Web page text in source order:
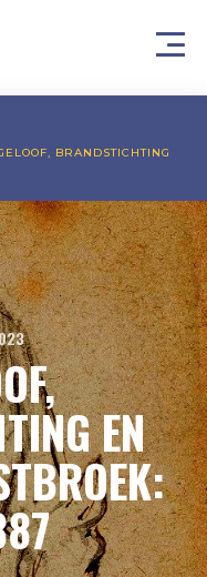
BRANDSTICHTING
EN